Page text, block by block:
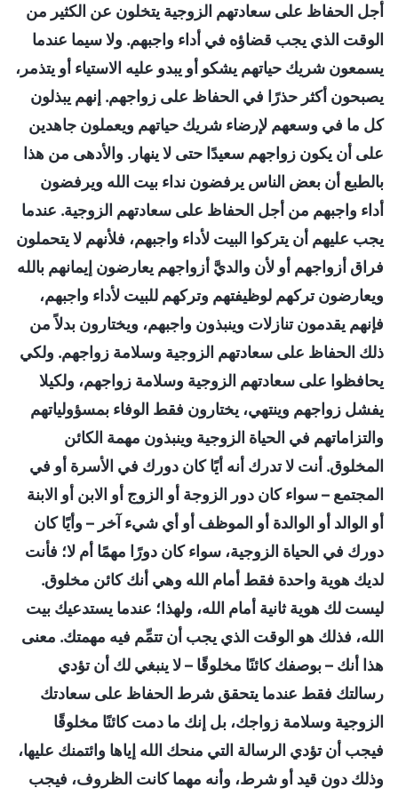
أجل الحفاظ على سعادتهم الزوجية يتخلون عن الكثير من
الوقت الذي يجب قضاؤه في أداء واجبهم. ولا سيما عندما
يسمعون شريك حياتهم يشكو أو يبدو عليه الاستياء أو يتذمر،
يصبحون أكثر حذرًا في الحفاظ على زواجهم. إنهم يبذلون
كل ما في وسعهم لإرضاء شريك حياتهم ويعملون جاهدين
على أن يكون زواجهم سعيدًا حتى لا ينهار. والأدهى من هذا
بالطبع أن بعض الناس يرفضون نداء بيت الله ويرفضون
أداء واجبهم من أجل الحفاظ على سعادتهم الزوجية. عندما
يجب عليهم أن يتركوا البيت لأداء واجبهم، فلأنهم لا يتحملون
فراق أزواجهم أو لأن والديَّ أزواجهم يعارضون إيمانهم بالله
ويعارضون تركهم لوظيفتهم وتركهم للبيت لأداء واجبهم،
فإنهم يقدمون تنازلات وينبذون واجبهم، ويختارون بدلاً من
ذلك الحفاظ على سعادتهم الزوجية وسلامة زواجهم. ولكي
يحافظوا على سعادتهم الزوجية وسلامة زواجهم، ولكيلا
يفشل زواجهم وينتهي، يختارون فقط الوفاء بمسؤولياتهم
والتزاماتهم في الحياة الزوجية وينبذون مهمة الكائن
المخلوق. أنت لا تدرك أنه أيًا كان دورك في الأسرة أو في
المجتمع – سواء كان دور الزوجة أو الزوج أو الابن أو الابنة
أو الوالد أو الوالدة أو الموظف أو أي شيء آخر – وأيًا كان
دورك في الحياة الزوجية، سواء كان دورًا مهمًا أم لا؛ فأنت
لديك هوية واحدة فقط أمام الله وهي أنك كائن مخلوق.
ليست لك هوية ثانية أمام الله، ولهذا؛ عندما يستدعيك بيت
الله، فذلك هو الوقت الذي يجب أن تتمِّم فيه مهمتك. معنى
هذا أنك – بوصفك كائنًا مخلوقًا – لا ينبغي لك أن تؤدي
رسالتك فقط عندما يتحقق شرط الحفاظ على سعادتك
الزوجية وسلامة زواجك، بل إنك ما دمت كائنًا مخلوقًا
فيجب أن تؤدي الرسالة التي منحك الله إياها وائتمنك عليها،
وذلك دون قيد أو شرط، وأنه مهما كانت الظروف، فيجب